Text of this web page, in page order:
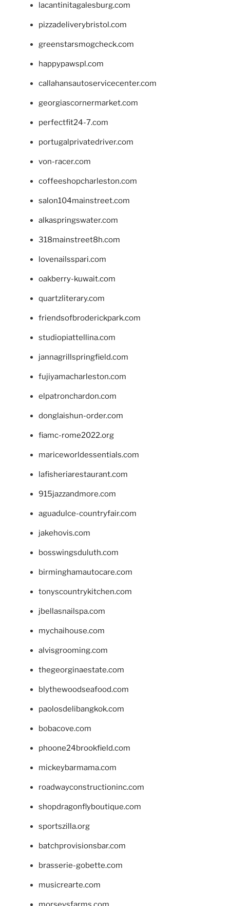
lacantinitagalesburg.com
pizzadeliverybristol.com
greenstarsmogcheck.com
happypawspl.com
callahansautoservicecenter.com
georgiascornermarket.com
perfectfit24-7.com
portugalprivatedriver.com
von-racer.com
coffeeshopcharleston.com
salon104mainstreet.com
alkaspringswater.com
318mainstreet8h.com
lovenailsspari.com
oakberry-kuwait.com
quartzliterary.com
friendsofbroderickpark.com
studiopiattellina.com
jannagrillspringfield.com
fujiyamacharleston.com
elpatronchardon.com
donglaishun-order.com
fiamc-rome2022.org
mariceworldessentials.com
lafisheriarestaurant.com
915jazzandmore.com
aguadulce-countryfair.com
jakehovis.com
bosswingsduluth.com
birminghamautocare.com
tonyscountrykitchen.com
jbellasnailspa.com
mychaihouse.com
alvisgrooming.com
thegeorginaestate.com
blythewoodseafood.com
paolosdelibangkok.com
bobacove.com
phoone24brookfield.com
mickeybarmama.com
roadwayconstructioninc.com
shopdragonflyboutique.com
sportszilla.org
batchprovisionsbar.com
brasserie-gobette.com
musicrearte.com